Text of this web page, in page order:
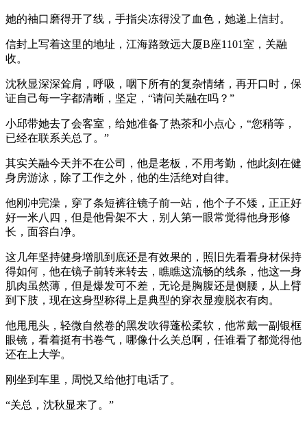
她的袖口磨得开了线，手指尖冻得没了血色，她递上信封。
信封上写着这里的地址，江海路致远大厦B座1101室，关融
收。
沈秋显深深耸肩，呼吸，咽下所有的复杂情绪，再开口时，保
证自己每一字都清晰，坚定，“请问关融在吗？”
小邱带她去了会客室，给她准备了热茶和小点心，“您稍等，
已经在联系关总了。”
其实关融今天并不在公司，他是老板，不用考勤，他此刻在健
身房游泳，除了工作之外，他的生活绝对自律。
他刚冲完澡，穿了条短裤往镜子前一站，他个子不矮，正正好
好一米八四，但是他骨架不大，别人第一眼常觉得他身形修
长，面容白净。
这几年坚持健身增肌到底还是有效果的，照旧先看看身材保持
得如何，他在镜子前转来转去，瞧瞧这流畅的线条，他这一身
肌肉虽然薄，但是爆发可不差，无论是胸腹还是侧腰，从上臂
到下肢，现在这身型称得上是典型的穿衣显瘦脱衣有肉。
他甩甩头，轻微自然卷的黑发吹得蓬松柔软，他常戴一副银框
眼镜，看着挺有书卷气，哪像什么关总啊，任谁看了都觉得他
还在上大学。
刚坐到车里，周悦又给他打电话了。
“关总，沈秋显来了。”